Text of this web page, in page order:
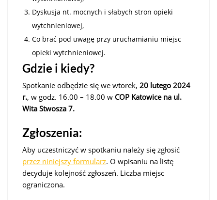
Dyskusja nt. mocnych i słabych stron opieki
wytchnieniowej,
Co brać pod uwagę przy uruchamianiu miejsc
opieki wytchnieniowej.
Gdzie i kiedy?
Spotkanie odbędzie się we wtorek, 20 lutego 2024
r., w godz. 16.00 – 18.00 w COP Katowice na ul.
Wita Stwosza 7.
Zgłoszenia:
Aby uczestniczyć w spotkaniu należy się zgłosić
przez niniejszy formularz. O wpisaniu na listę
decyduje kolejność zgłoszeń. Liczba miejsc
ograniczona.